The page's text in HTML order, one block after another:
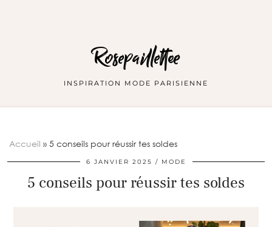
Rosepaillettee
INSPIRATION MODE PARISIENNE
Accueil » 5 conseils pour réussir tes soldes
6 JANVIER 2025 MODE
5 conseils pour réussir tes soldes